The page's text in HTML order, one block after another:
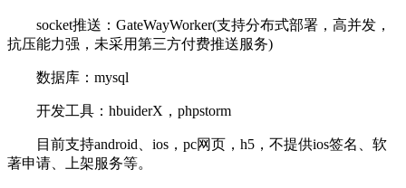
socket推送：GateWayWorker(支持分布式部署，高并发，
抗压能力强，未采用第三方付费推送服务)
数据库：mysql
开发工具：hbuiderX，phpstorm
目前支持android、ios，pc网页，h5，不提供ios签名、软
著申请、上架服务等。